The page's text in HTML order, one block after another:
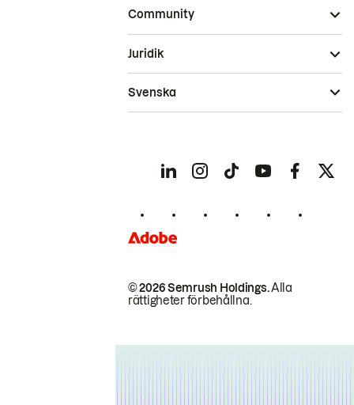
Community
© 2026 Semrush Holdings.Alla
rättigheter förbehållna.
Juridik
Svenska